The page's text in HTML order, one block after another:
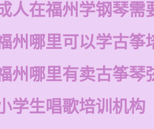
人在福州学钢琴需
州哪里可以学古筝
州哪里有卖古筝琴
学生唱歌培训机构